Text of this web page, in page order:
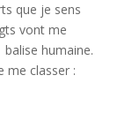
que je sens
vont me
humaine.
me classer :